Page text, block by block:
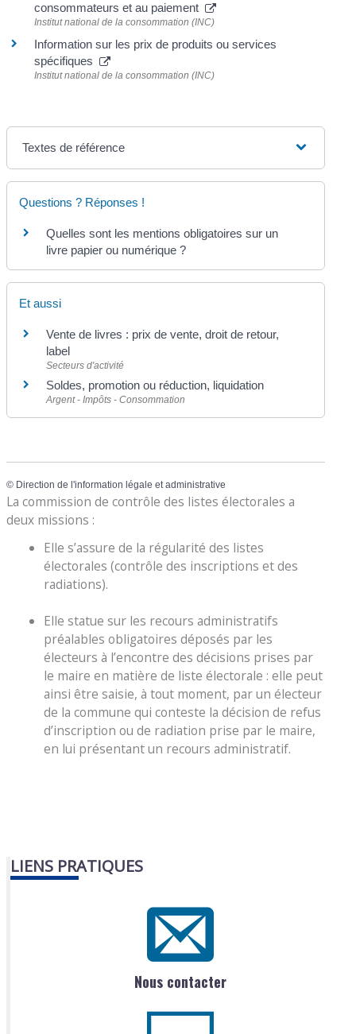
consommateurs et au paiement
Institut national de la consommation (INC)
Information sur les prix de produits ou services
spécifiques
Institut national de la consommation (INC)
Textes de référence
Questions ? Réponses !
Quelles sont les mentions obligatoires sur un
livre papier ou numérique ?
Et aussi
Vente de livres : prix de vente, droit de retour,
label
Secteurs d'activité
Soldes, promotion ou réduction, liquidation
Argent - Impôts - Consommation
© Direction de l'information légale et administrative
La commission de contrôle des listes électorales a
deux missions :
Elle s’assure de la régularité des listes
électorales (contrôle des inscriptions et des
radiations).
Elle statue sur les recours administratifs
préalables obligatoires déposés par les
électeurs à l’encontre des décisions prises par
le maire en matière de liste électorale : elle peut
ainsi être saisie, à tout moment, par un électeur
de la commune qui conteste la décision de refus
d’inscription ou de radiation prise par le maire,
en lui présentant un recours administratif.
LIENS PRATIQUES
Nous contacter